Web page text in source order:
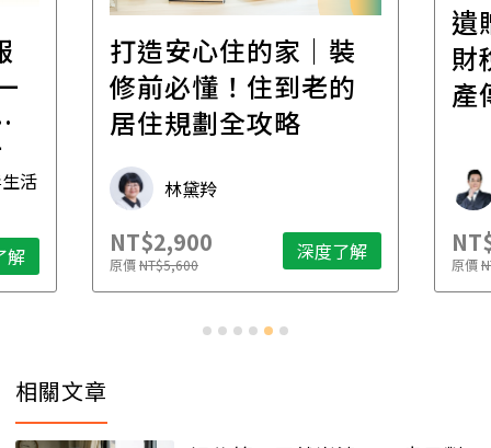
活
解
打造安心住的家｜裝
修前必懂！住到老的
居住規劃全攻略
林黛羚
NT$2,900
原價NT$5,600 深度了解
遺
財
產
原價
相關文章